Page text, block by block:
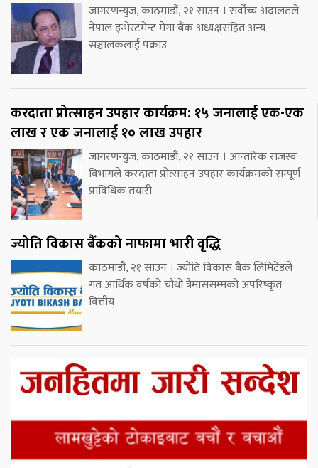
जागरणन्युज, काठमाडौं, २१ साउन । सर्वोच्च अदालतले
नेपाल इन्भेस्टमेन्ट मेगा बैंक अध्यक्षसहित अन्य
सञ्चालकलाई पक्राउ
करदाता प्रोत्साहन उपहार कार्यक्रम: १५ जनालाई एक-एक
लाख र एक जनालाई १० लाख उपहार
जागरणन्युज, काठमाडौं, २१ साउन । आन्तरिक राजस्व
विभागले करदाता प्रोत्साहन उपहार कार्यक्रमको सम्पूर्ण
प्राविधिक तयारी
ज्योति विकास बैंकको नाफामा भारी वृद्धि
काठमाडौं, २१ साउन । ज्योति विकास बैंक लिमिटेडले
गत आर्थिक वर्षको चौथो त्रैमाससम्मको अपरिष्कृत
वित्तीय